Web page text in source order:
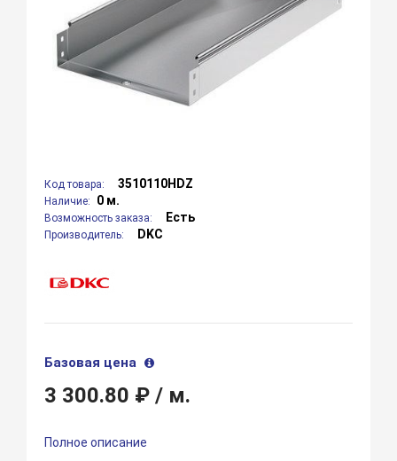
Код товара: 3510110HDZ
Наличие: 0 м.
Возможность заказа: Есть
Производитель: DKC
Базовая цена
3 300.80 ₽/ м.
Полное описание